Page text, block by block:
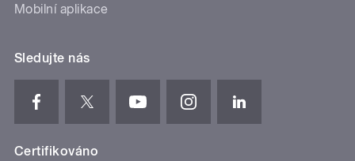
Mobilní aplikace
Sledujte nás
Certifikováno